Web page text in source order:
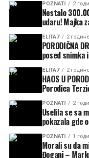
POZNATI 2
Nestalo
udaru! Majka
ELITA7 2
PORODIČNA
posed snimka
ELITA7 2
HAOS U
Porodica
POZNATI 2
Uselila se sa
pokazala gde
POZNATI 1
Morali su da
Đogani –